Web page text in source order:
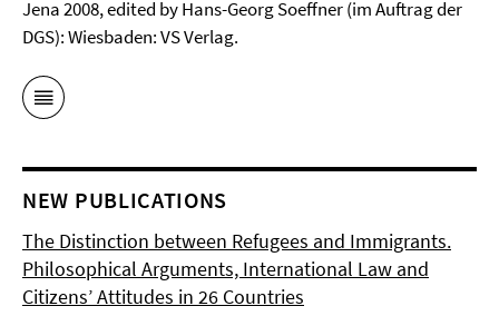
Jena 2008, edited by Hans-Georg Soeffner (im Auftrag der
DGS): Wiesbaden: VS Verlag.
NEW PUBLICATIONS
The Distinction between Refugees and Immigrants.
Philosophical Arguments, International Law and
Citizens’ Attitudes in 26 Countries